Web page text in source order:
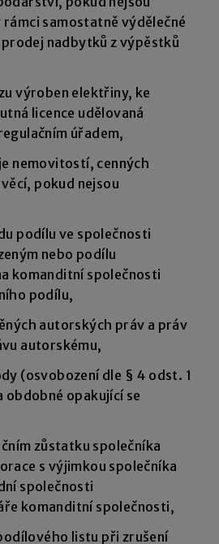
samostatně výdělečné
nadbytků z výpěstků
výroben elektřiny, ke
licence udělovaná
úřadem,
nemovitostí, cenných
pokud nejsou
podílu ve společnosti
nebo podílu
komanditní společnosti
podílu,
autorských práv a práv
autorskému,
(osvobození dle § 4 odst. 1
obdobné opakující se
zůstatku společníka
s výjimkou společníka
společnosti
komanditní společnosti,
listu při zrušení